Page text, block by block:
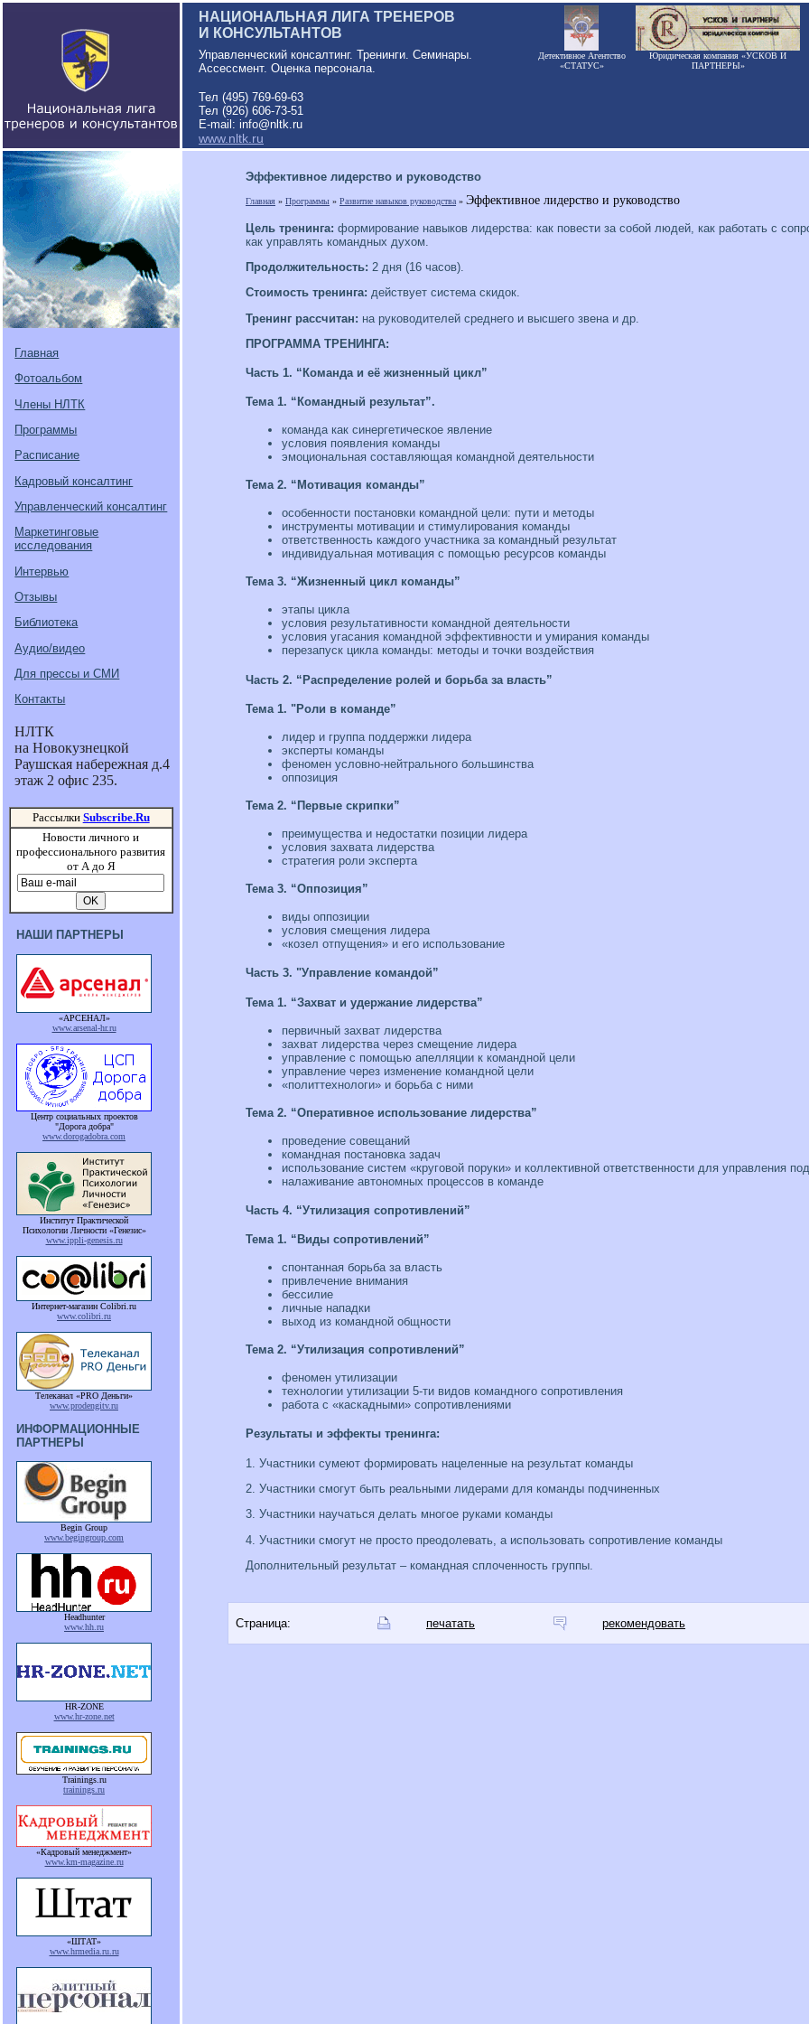
НАЦИОНАЛЬНАЯ ЛИГА ТРЕНЕРОВ
И КОНСУЛЬТАНТОВ
Управленческий консалтинг. Тренинги. Семинары.
Ассессмент. Оценка персонала.
Тел (495) 769-69-63
Тел (926) 606-73-51
E-mail: info@nltk.ru
www.nltk.ru
Детективное Агентство
«СТАТУС»
Юридическая компания «УСКОВ И
ПАРТНЕРЫ»
Главная
Фотоальбом
Члены НЛТК
Программы
Расписание
Кадровый консалтинг
Управленческий консалтинг
Маркетинговые
исследования
Интервью
Отзывы
Библиотека
Аудио/видео
Для прессы и СМИ
Контакты
НЛТК
на Новокузнецкой
Раушская набережная д.4
этаж 2 офис 235.
Рассылки Subscribe.Ru
Новости личного и
профессионального развития
от А до Я
НАШИ ПАРТНЕРЫ
«АРСЕНАЛ»
www.arsenal-hr.ru
Центр социальных проектов
"Дорога добра"
www.dorogadobra.com
Институт Практической
Психологии Личности «Генезис»
www.ippli-genesis.ru
Интернет-магазин Colibri.ru
www.colibri.ru
Телеканал «PRO Деньги»
www.prodengitv.ru
ИНФОРМАЦИОННЫЕ
ПАРТНЕРЫ
Begin Group
www.begingroup.com
Headhunter
www.hh.ru
HR-ZONE
www.hr-zone.net
Trainings.ru
trainings.ru
«Кадровый менеджмент»
www.km-magazine.ru
«ШТАТ»
www.hrmedia.ru.ru
Эффективное лидерство и руководство
Главная » Программы » Развитие навыков руководства » Эффективное лидерство и руководство
Цель тренинга: формирование навыков лидерства: как повести за собой людей, как работать с
как управлять командных духом.
Продолжительность: 2 дня (16 часов).
Стоимость тренинга: действует система скидок.
Тренинг рассчитан: на руководителей среднего и высшего звена и др.
ПРОГРАММА ТРЕНИНГА:
Часть 1. “Команда и её жизненный цикл”
Тема 1. “Командный результат”.
команда как синергетическое явление
условия появления команды
эмоциональная составляющая командной деятельности
Тема 2. “Мотивация команды”
особенности постановки командной цели: пути и методы
инструменты мотивации и стимулирования команды
ответственность каждого участника за командный результат
индивидуальная мотивация с помощью ресурсов команды
Тема 3. “Жизненный цикл команды”
этапы цикла
условия результативности командной деятельности
условия угасания командной эффективности и умирания команды
перезапуск цикла команды: методы и точки воздействия
Часть 2. “Распределение ролей и борьба за власть”
Тема 1. "Роли в команде”
лидер и группа поддержки лидера
эксперты команды
феномен условно-нейтрального большинства
оппозиция
Тема 2. “Первые скрипки”
преимущества и недостатки позиции лидера
условия захвата лидерства
стратегия роли эксперта
Тема 3. “Оппозиция”
виды оппозиции
условия смещения лидера
«козел отпущения» и его использование
Часть 3. "Управление командой”
Тема 1. “Захват и удержание лидерства”
первичный захват лидерства
захват лидерства через смещение лидера
управление с помощью апелляции к командной цели
управление через изменение командной цели
«политтехнологи» и борьба с ними
Тема 2. “Оперативное использование лидерства”
проведение совещаний
командная постановка задач
использование систем «круговой поруки» и коллективной ответственности для управления
налаживание автономных процессов в команде
Часть 4. “Утилизация сопротивлений”
Тема 1. “Виды сопротивлений”
спонтанная борьба за власть
привлечение внимания
бессилие
личные нападки
выход из командной общности
Тема 2. “Утилизация сопротивлений”
феномен утилизации
технологии утилизации 5-ти видов командного сопротивления
работа с «каскадными» сопротивлениями
Результаты и эффекты тренинга:
1. Участники сумеют формировать нацеленные на результат команды
2. Участники смогут быть реальными лидерами для команды подчиненных
3. Участники научаться делать многое руками команды
4. Участники смогут не просто преодолевать, а использовать сопротивление команды
Дополнительный результат – командная сплоченность группы.
Страница: печатать рекомендовать